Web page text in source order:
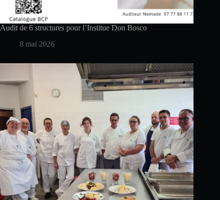
Audit de 6 structures pour l’Institue Don Bosco
8 mai 2026